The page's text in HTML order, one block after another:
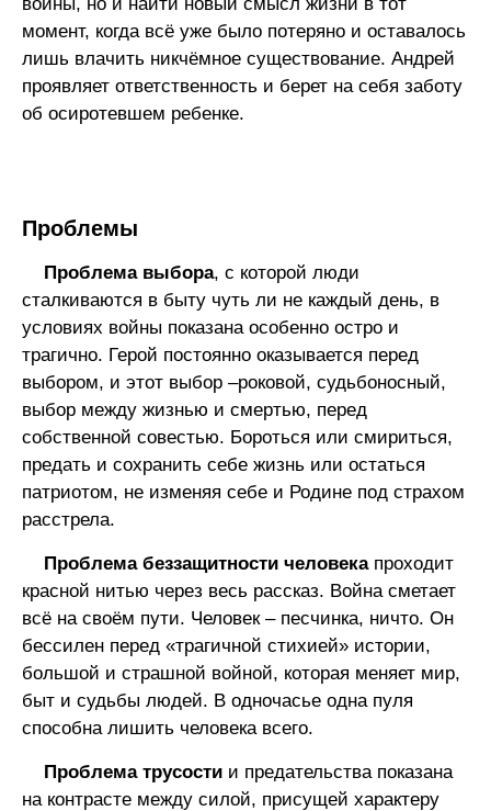
момент, когда всё уже было потеряно и оставалось
лишь влачить никчёмное существование. Андрей
проявляет ответственность и берет на себя заботу
об осиротевшем ребенке.
Проблемы
Проблема выбора, с которой люди
сталкиваются в быту чуть ли не каждый день, в
условиях войны показана особенно остро и
трагично. Герой постоянно оказывается перед
выбором, и этот выбор –роковой, судьбоносный,
выбор между жизнью и смертью, перед
собственной совестью. Бороться или смириться,
предать и сохранить себе жизнь или остаться
патриотом, не изменяя себе и Родине под страхом
расстрела.
Проблема беззащитности человекапроходит
красной нитью через весь рассказ. Война сметает
всё на своём пути. Человек – песчинка, ничто. Он
бессилен перед «трагичной стихией» истории,
большой и страшной войной, которая меняет мир,
быт и судьбы людей. В одночасье одна пуля
способна лишить человека всего.
Проблема трусости и предательства показана
на контрасте между силой, присущей характеру